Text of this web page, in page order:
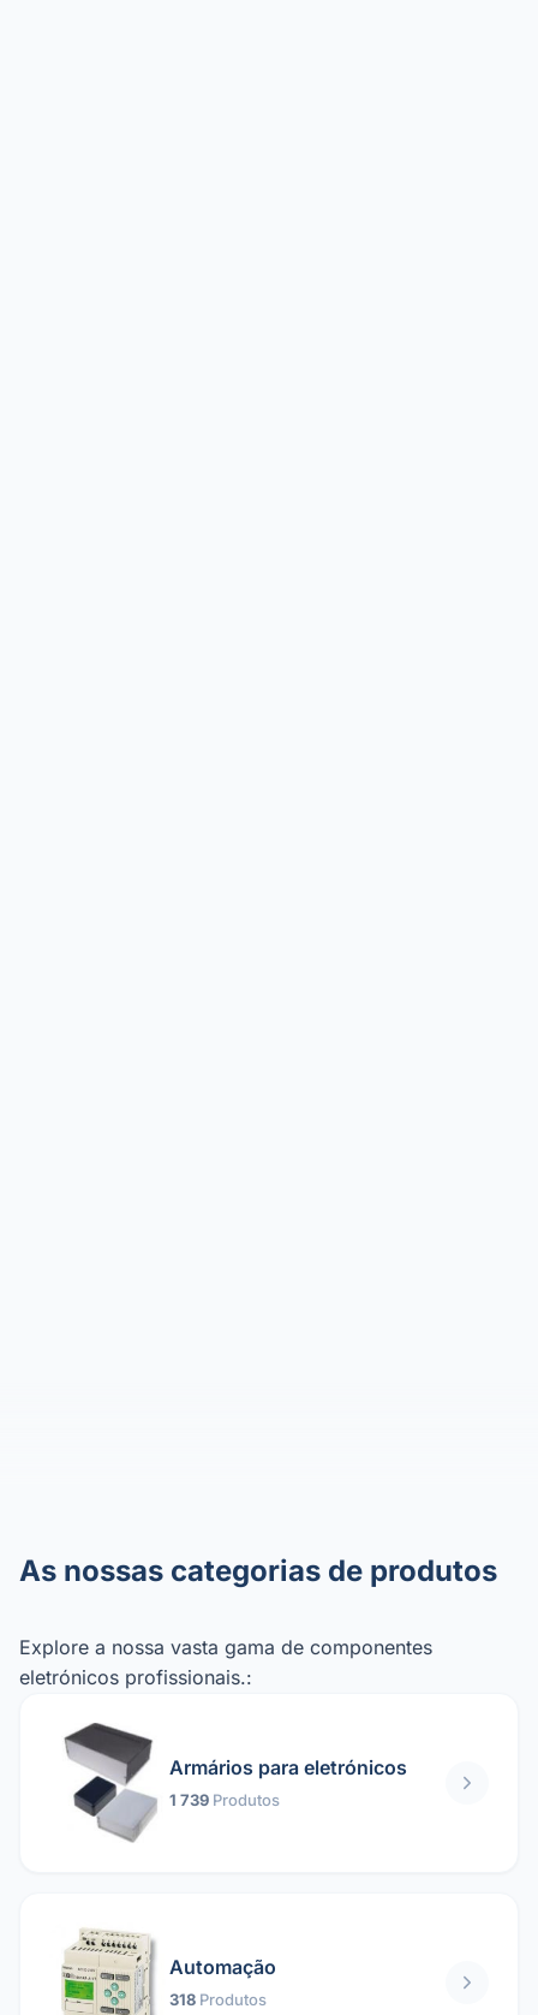
As nossas categorias de produtos
Explore a nossa vasta gama de componentes
eletrónicos profissionais.:
Armários para eletrónicos
1 739 Produtos
Automação
318 Produtos